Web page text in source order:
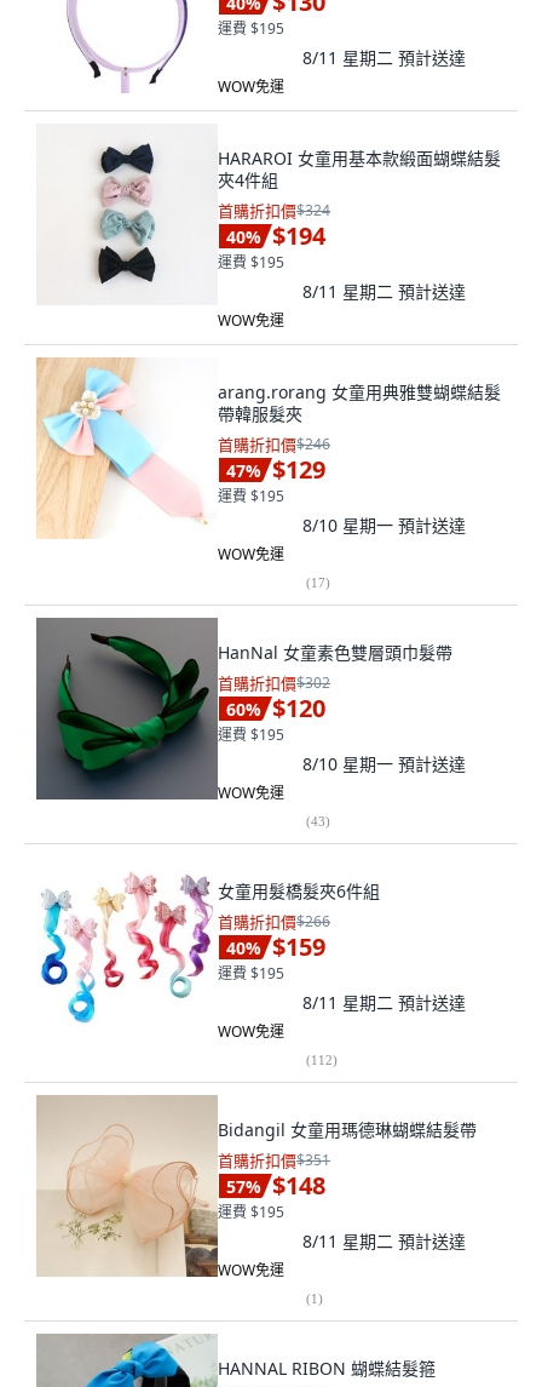
運費 $195
8/11 星期二 預計送達
WOW免運
HARAROI 女童用基本款緞面蝴蝶結髮
夾4件組
首購折扣價$324
40% $194
運費 $195
8/11 星期二 預計送達
WOW免運
arang.rorang 女童用典雅雙蝴蝶結髮
帶韓服髮夾
首購折扣價$246
47% $129
運費 $195
8/10 星期一 預計送達
WOW免運
(17)
HanNal 女童素色雙層頭巾髮帶
首購折扣價$302
60% $120
運費 $195
8/10 星期一 預計送達
WOW免運
(43)
女童用髮橋髮夾6件組
首購折扣價$266
40% $159
運費 $195
8/11 星期二 預計送達
WOW免運
(112)
Bidangil 女童用瑪德琳蝴蝶結髮帶
首購折扣價$351
57% $148
運費 $195
8/11 星期二 預計送達
WOW免運
(1)
HANNAL RIBON 蝴蝶結髮箍